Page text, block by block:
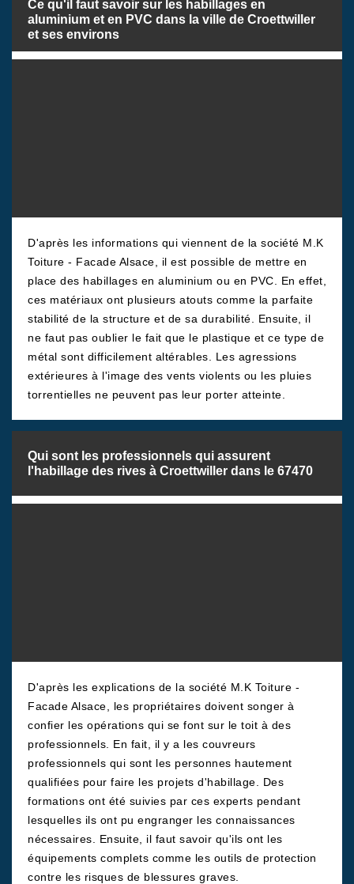
Ce qu'il faut savoir sur les habillages en
aluminium et en PVC dans la ville de Croettwiller
et ses environs
D'après les informations qui viennent de la société M.K
Toiture - Facade Alsace, il est possible de mettre en
place des habillages en aluminium ou en PVC. En effet,
ces matériaux ont plusieurs atouts comme la parfaite
stabilité de la structure et de sa durabilité. Ensuite, il
ne faut pas oublier le fait que le plastique et ce type de
métal sont difficilement altérables. Les agressions
extérieures à l'image des vents violents ou les pluies
torrentielles ne peuvent pas leur porter atteinte.
Qui sont les professionnels qui assurent
l'habillage des rives à Croettwiller dans le 67470
D'après les explications de la société M.K Toiture -
Facade Alsace, les propriétaires doivent songer à
confier les opérations qui se font sur le toit à des
professionnels. En fait, il y a les couvreurs
professionnels qui sont les personnes hautement
qualifiées pour faire les projets d'habillage. Des
formations ont été suivies par ces experts pendant
lesquelles ils ont pu engranger les connaissances
nécessaires. Ensuite, il faut savoir qu'ils ont les
équipements complets comme les outils de protection
contre les risques de blessures graves.